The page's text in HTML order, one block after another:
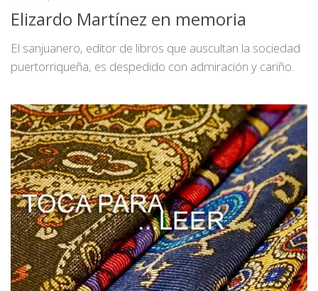
Elizardo Martínez en memoria
El sanjuanero, editor de libros que auscultan la sociedad
puertorriqueña, es despedido con admiración y cariño.